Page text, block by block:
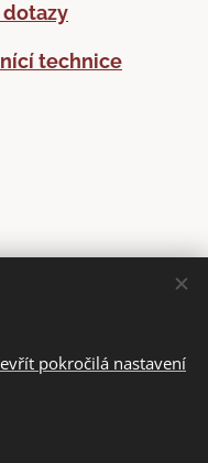
dotazy
technice
pokročilá nastavení